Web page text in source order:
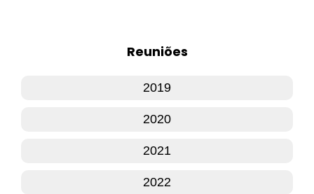
Reuniões
2019
2020
2021
2022